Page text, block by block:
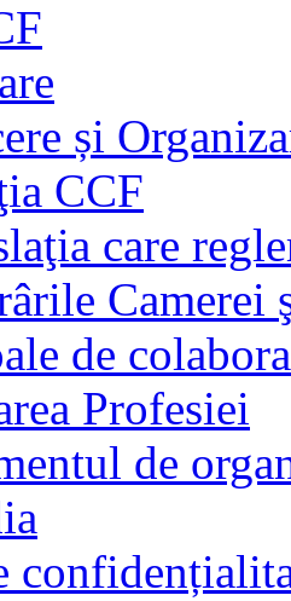
și
CCF
care
de
Profesiei
de